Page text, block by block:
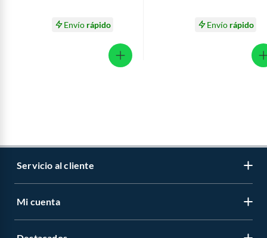
Envío rápido Envío rápido
Servicio al cliente
Libro de reclamaciones
Mi cuenta